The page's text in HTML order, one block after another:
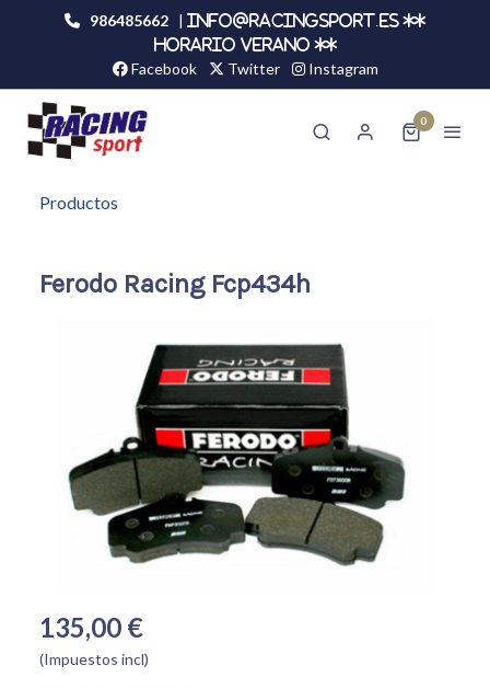
986485662 |
info@racingsport.es **
HORARIO VERANO **
Facebook Twitter Instagram
0
Productos
Ferodo Racing Fcp434h
135,00 €
(Impuestos incl)